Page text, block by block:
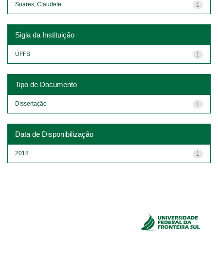
1
Soares, Claudete
Sigla da Instituição
1
UFFS
Tipo de Documento
1
Dissertação
Data de Disponibilização
1
2018